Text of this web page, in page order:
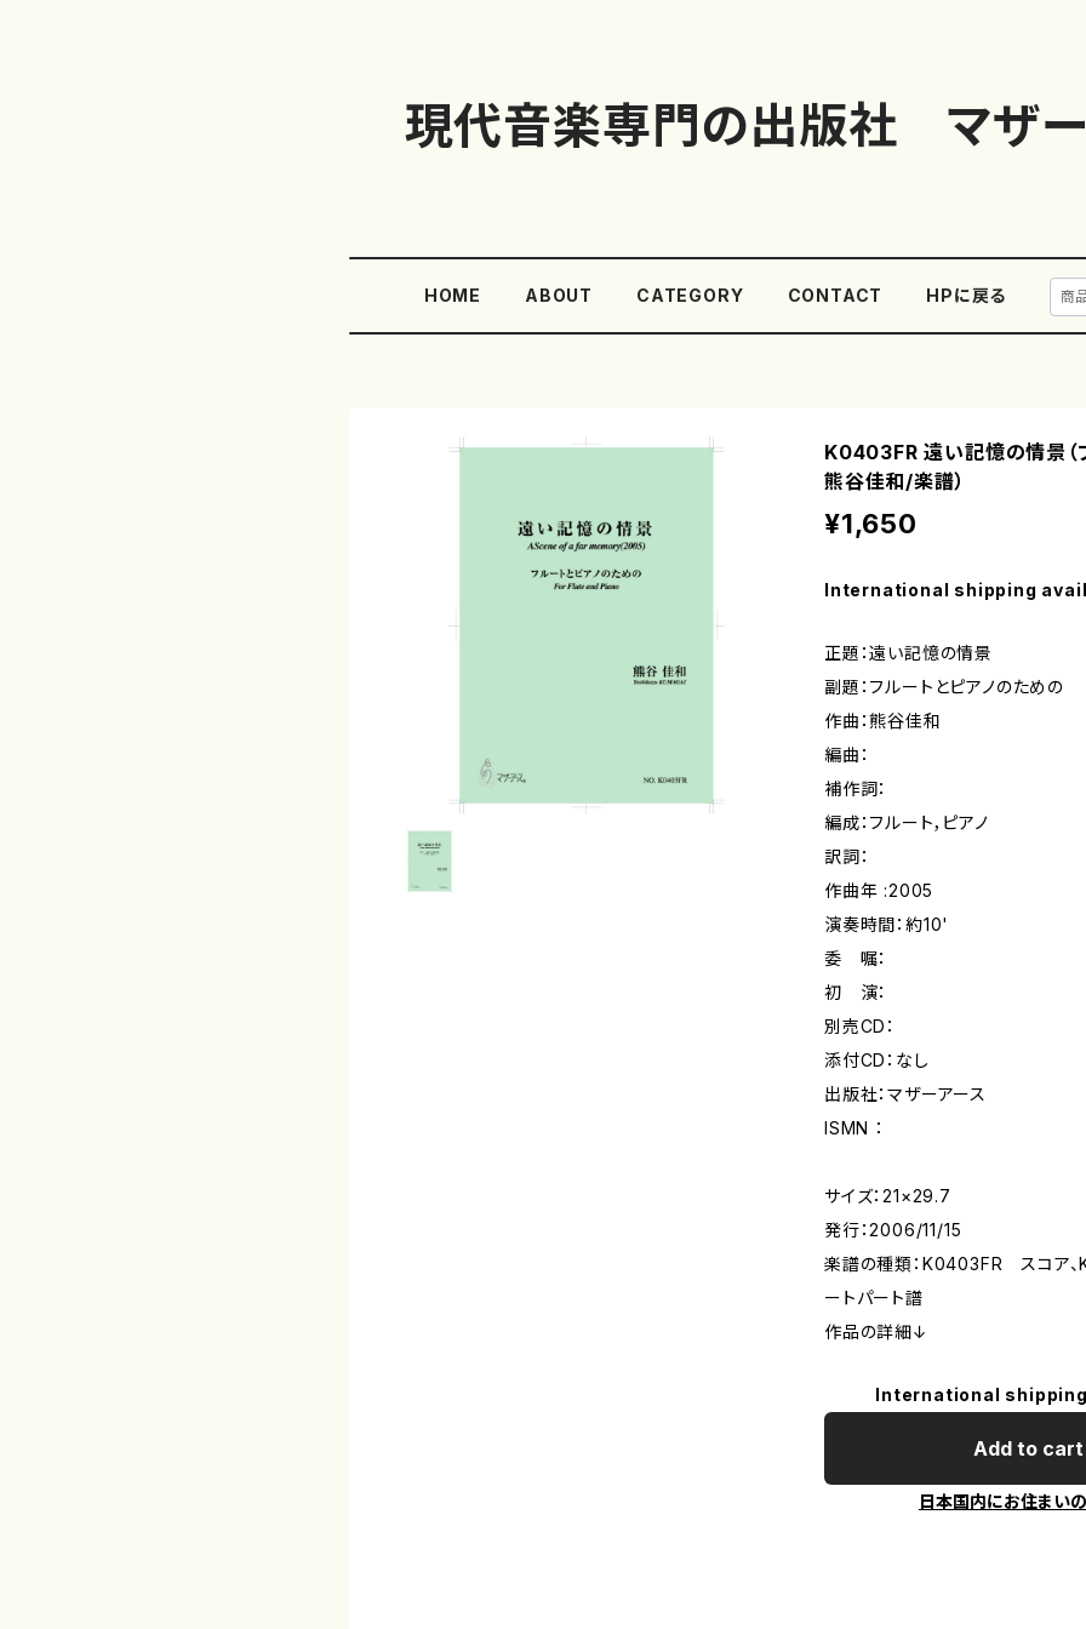
現代音楽専門の出版社 マザー
HOME ABOUT CATEGORY CONTACT HPに戻る
K0403FR 遠い記憶の情景（
熊谷佳和/楽譜）
¥1,650
International shipping
正題：遠い記憶の情景
副題：フルートとピアノのための
作曲：熊谷佳和
編曲：
補作詞：
編成：フルート，ピアノ
訳詞：
作曲年 :2005
演奏時間：約10'
委 嘱：
初 演：
別売CD：
添付CD：なし
出版社：マザーアース
ISMN ：
サイズ：21×29.7
発行：2006/11/15
楽譜の種類：K0403FR スコア
ートパート譜
作品の詳細↓
International
Add to cart
日本国内にお住まい